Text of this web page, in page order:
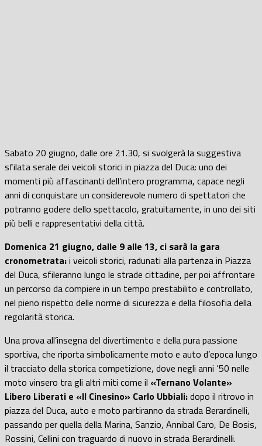
Sabato 20 giugno, dalle ore 21.30, si svolgerà la suggestiva
sfilata serale dei veicoli storici in piazza del Duca: uno dei
momenti più affascinanti dell’intero programma, capace negli
anni di conquistare un considerevole numero di spettatori che
potranno godere dello spettacolo, gratuitamente, in uno dei siti
più belli e rappresentativi della città.
Domenica 21 giugno, dalle 9 alle 13, ci sarà la gara
cronometrata:i veicoli storici, radunati alla partenza in Piazza
del Duca, sfileranno lungo le strade cittadine, per poi affrontare
un percorso da compiere in un tempo prestabilito e controllato,
nel pieno rispetto delle norme di sicurezza e della filosofia della
regolarità storica.
Una prova all’insegna del divertimento e della pura passione
sportiva, che riporta simbolicamente moto e auto d’epoca lungo
il tracciato della storica competizione, dove negli anni ‘50 nelle
moto vinsero tra gli altri miti come il «Ternano Volante»
Libero Liberati e «Il Cinesino» Carlo Ubbiali:dopo il ritrovo in
piazza del Duca, auto e moto partiranno da strada Berardinelli,
passando per quella della Marina, Sanzio, Annibal Caro, De Bosis,
Rossini, Cellini con traguardo di nuovo in strada Berardinelli.